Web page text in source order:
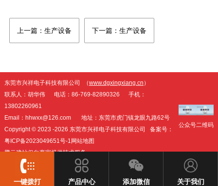
上一篇：生产设备 下一篇：生产设备
东莞市兴祥电子科技有限公司 （www.dgxingxiang.cn ）
联系人：胡华伟 电话：86-769-82890326 手机：
13802260961
Email：hhwxx@126.com 地址：东莞市虎门镇龙眼九路62号
Copyright © 2023 -2026 东莞市兴祥电子科技有限公司 备案号：
粤ICP备2023049651号-1 网站地图
腾云建站仅向商家提供技术服务
公众号二维码
一键拨打 产品中心 添加微信 关于我们